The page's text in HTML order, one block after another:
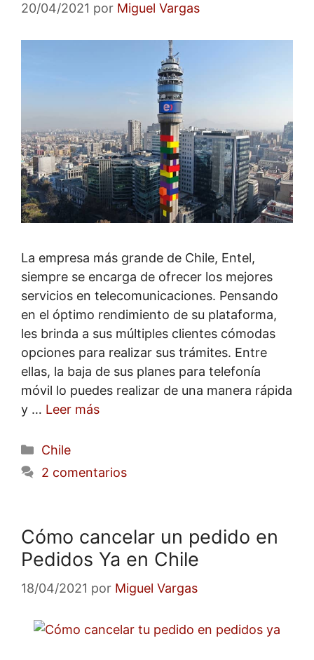
20/04/2021 por Miguel Vargas
La empresa más grande de Chile, Entel,
siempre se encarga de ofrecer los mejores
servicios en telecomunicaciones. Pensando
en el óptimo rendimiento de su plataforma,
les brinda a sus múltiples clientes cómodas
opciones para realizar sus trámites. Entre
ellas, la baja de sus planes para telefonía
móvil lo puedes realizar de una manera rápida
y … Leer más
Categorías
Chile
2 comentarios
Cómo cancelar un pedido en
Pedidos Ya en Chile
18/04/2021 por Miguel Vargas